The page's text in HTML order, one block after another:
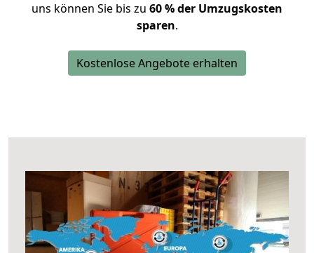
uns können Sie bis zu 60 % der Umzugskosten
sparen.
Kostenlose Angebote erhalten